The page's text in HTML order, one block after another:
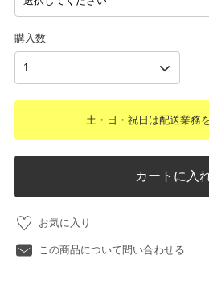
購入数
土・日・祝日は配送業務
カートに入
お気に入り
この商品について問い合わせる